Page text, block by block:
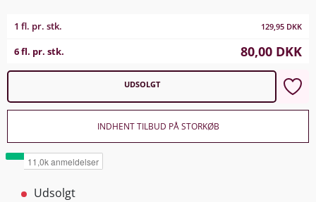
1 fl. pr. stk. 129,95 DKK
6 fl. pr. stk. 80,00 DKK
UDSOLGT
INDHENT TILBUD PÅ STORKØB
Udsolgt